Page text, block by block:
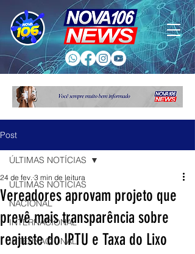
Post
ÚLTIMAS NOTÍCIAS
NACIONAL
INTERNACIONAL
INTERNACIONAL
ÚLTIMAS NOTÍCIAS
Vereadores aprovam projeto que
prevê mais transparência sobre
reajuste do IPTU e Taxa do Lixo
24 de fev. 3 min de leitura